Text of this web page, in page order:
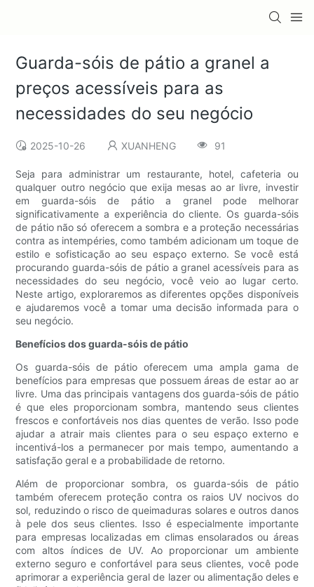
Guarda-sóis de pátio a granel a
preços acessíveis para as
necessidades do seu negócio
2025-10-26 XUANHENG 91
Seja para administrar um restaurante, hotel, cafeteria ou
qualquer outro negócio que exija mesas ao ar livre, investir
em guarda-sóis de pátio a granel pode melhorar
significativamente a experiência do cliente. Os guarda-sóis
de pátio não só oferecem a sombra e a proteção necessárias
contra as intempéries, como também adicionam um toque de
estilo e sofisticação ao seu espaço externo. Se você está
procurando guarda-sóis de pátio a granel acessíveis para as
necessidades do seu negócio, você veio ao lugar certo.
Neste artigo, exploraremos as diferentes opções disponíveis
e ajudaremos você a tomar uma decisão informada para o
seu negócio.
Benefícios dos guarda-sóis de pátio
Os guarda-sóis de pátio oferecem uma ampla gama de
benefícios para empresas que possuem áreas de estar ao ar
livre. Uma das principais vantagens dos guarda-sóis de pátio
é que eles proporcionam sombra, mantendo seus clientes
frescos e confortáveis ​​nos dias quentes de verão. Isso pode
ajudar a atrair mais clientes para o seu espaço externo e
incentivá-los a permanecer por mais tempo, aumentando a
satisfação geral e a probabilidade de retorno.
Além de proporcionar sombra, os guarda-sóis de pátio
também oferecem proteção contra os raios UV nocivos do
sol, reduzindo o risco de queimaduras solares e outros danos
à pele dos seus clientes. Isso é especialmente importante
para empresas localizadas em climas ensolarados ou áreas
com altos índices de UV. Ao proporcionar um ambiente
externo seguro e confortável para seus clientes, você pode
aprimorar a experiência geral de lazer ou alimentação deles e